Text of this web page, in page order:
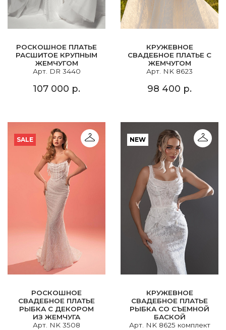
РОСКОШНОЕ ПЛАТЬЕ
РАСШИТОЕ КРУПНЫМ
ЖЕМЧУГОМ
Арт. DR 3440
107 000 р.
КРУЖЕВНОЕ
СВАДЕБНОЕ ПЛАТЬЕ С
ЖЕМЧУГОМ
Арт. NK 8623
98 400 р.
SALE
РОСКОШНОЕ
СВАДЕБНОЕ ПЛАТЬЕ
РЫБКА С ДЕКОРОМ
ИЗ ЖЕМЧУГА
Арт. NK 3508
NEW
КРУЖЕВНОЕ
СВАДЕБНОЕ ПЛАТЬЕ
РЫБКА СО СЪЕМНОЙ
БАСКОЙ
Арт. NK 8625 комплект